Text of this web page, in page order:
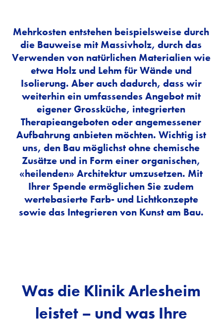
Mehrkosten entstehen beispielsweise durch
die Bauweise mit Massivholz, durch das
Verwenden von natürlichen Materialien wie
etwa Holz und Lehm für Wände und
Isolierung. Aber auch dadurch, dass wir
weiterhin ein umfassendes Angebot mit
eigener Grossküche, integrierten
Therapieangeboten oder angemessener
Aufbahrung anbieten möchten. Wichtig ist
uns, den Bau möglichst ohne chemische
Zusätze und in Form einer organischen,
«heilenden» Architektur umzusetzen. Mit
Ihrer Spende ermöglichen Sie zudem
wertebasierte Farb- und Lichtkonzepte
sowie das Integrieren von Kunst am Bau.
Was die Klinik Arlesheim
leistet – und was Ihre